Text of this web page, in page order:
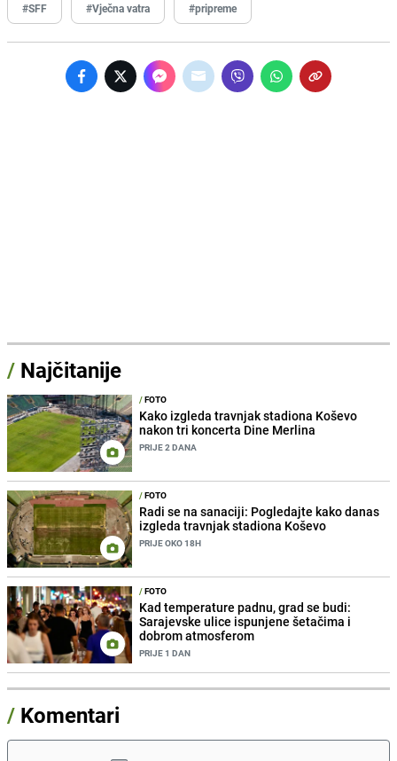
#SFF #Vječna vatra #pripreme
/ Najčitanije
/FOTO
Kako izgleda travnjak stadiona Koševo
nakon tri koncerta Dine Merlina
PRIJE 2 DANA
/FOTO
Radi se na sanaciji: Pogledajte kako danas
izgleda travnjak stadiona Koševo
PRIJE OKO 18H
/FOTO
Kad temperature padnu, grad se budi:
Sarajevske ulice ispunjene šetačima i
dobrom atmosferom
PRIJE 1 DAN
/ Komentari